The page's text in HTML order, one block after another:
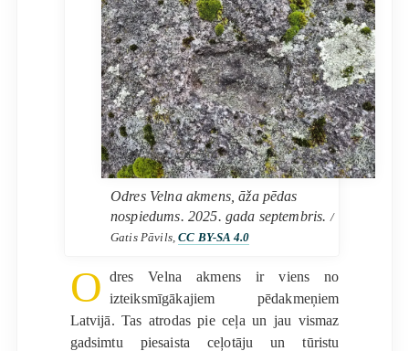
Odres Velna akmens, āža pēdas
nospiedums. 2025. gada septembris. /
Gatis Pāvils,CC BY-SA 4.0
O dres Velna akmens ir viens no
izteiksmīgākajiem pēdakmeņiem
Latvijā. Tas atrodas pie ceļa un jau vismaz
gadsimtu piesaista ceļotāju un tūristu